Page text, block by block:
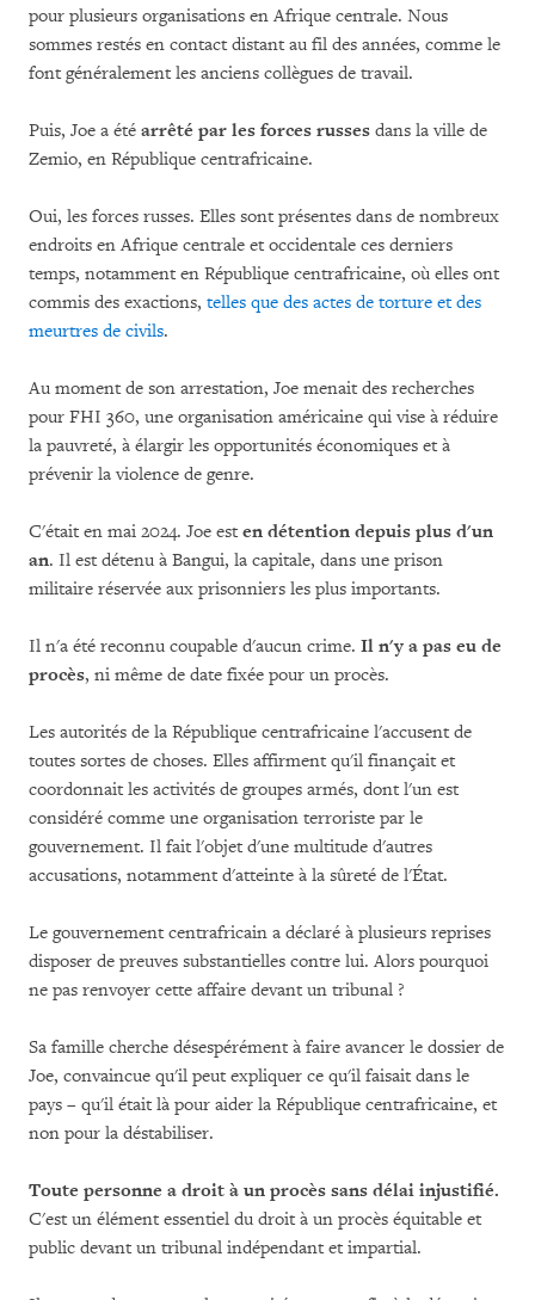
pour plusieurs organisations en Afrique centrale. Nous
sommes restés en contact distant au fil des années, comme le
font généralement les anciens collègues de travail.
Puis, Joe a été arrêté par les forces russes dans la ville de
Zemio, en République centrafricaine.
Oui, les forces russes. Elles sont présentes dans de nombreux
endroits en Afrique centrale et occidentale ces derniers
temps, notamment en République centrafricaine, où elles ont
commis des exactions, telles que des actes de torture et des
meurtres de civils.
Au moment de son arrestation, Joe menait des recherches
pour FHI 360, une organisation américaine qui vise à réduire
la pauvreté, à élargir les opportunités économiques et à
prévenir la violence de genre.
C'était en mai 2024. Joe est en détention depuis plus d'un
an. Il est détenu à Bangui, la capitale, dans une prison
militaire réservée aux prisonniers les plus importants.
Il n'a été reconnu coupable d'aucun crime. Il n'y a pas eu de
procès, ni même de date fixée pour un procès.
Les autorités de la République centrafricaine l'accusent de
toutes sortes de choses. Elles affirment qu'il finançait et
coordonnait les activités de groupes armés, dont l'un est
considéré comme une organisation terroriste par le
gouvernement. Il fait l'objet d'une multitude d'autres
accusations, notamment d'atteinte à la sûreté de l'État.
Le gouvernement centrafricain a déclaré à plusieurs reprises
disposer de preuves substantielles contre lui. Alors pourquoi
ne pas renvoyer cette affaire devant un tribunal ?
Sa famille cherche désespérément à faire avancer le dossier de
Joe, convaincue qu'il peut expliquer ce qu'il faisait dans le
pays – qu'il était là pour aider la République centrafricaine, et
non pour la déstabiliser.
Toute personne a droit à un procès sans délai injustifié.
C'est un élément essentiel du droit à un procès équitable et
public devant un tribunal indépendant et impartial.